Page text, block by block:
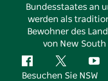
Bundesstaates an
werden als
Bewohner des
von New South
FacebookTwitter
Besuchen Sie NSW